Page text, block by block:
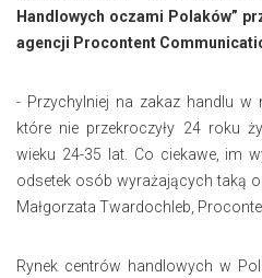
Handlowych oczami Polaków”
agencji Procontent
- Przychylniej na zakaz handlu w
które nie przekroczyły 24 roku
wieku 24-35 lat. Co ciekawe, im
odsetek osób wyrażających taką
Małgorzata Twardochleb,
Rynek centrów handlowych w